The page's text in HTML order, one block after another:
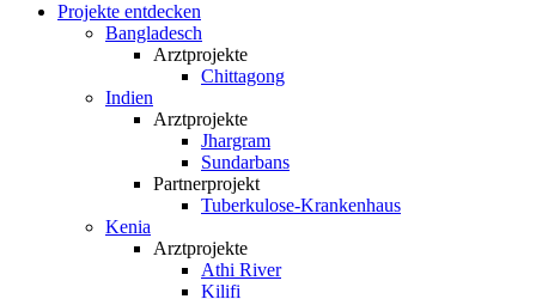
Projekte entdecken
Bangladesch
Arztprojekte
Chittagong
Indien
Arztprojekte
Jhargram
Sundarbans
Partnerprojekt
Tuberkulose-Krankenhaus
Kenia
Arztprojekte
Athi River
Kilifi